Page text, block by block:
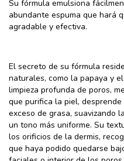
Su fórmula emulsiona
abundante espuma que hará
agradable y efectiva.
El secreto de su fórmula
naturales, como la papaya y
limpieza profunda de poros,
que purifica la piel,
exceso de grasa, suavizando
un tono más uniforme. Su
los orificios de la dermis,
que haya podido quedarse